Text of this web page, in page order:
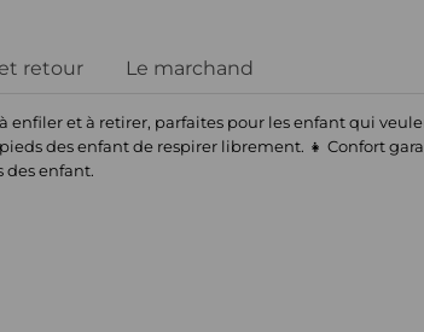
retour Le marchand
enfiler et à retirer, parfaites pour les enfant qui
des enfant de respirer librement. 👧 Confort
des enfant.